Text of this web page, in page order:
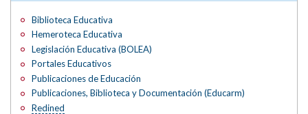
Biblioteca Educativa
Hemeroteca Educativa
Legislación Educativa (BOLEA)
Portales Educativos
Publicaciones de Educación
Publicaciones, Biblioteca y Documentación (Educarm)
Redined